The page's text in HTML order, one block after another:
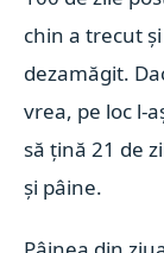
chin a trecut
dezamăgit.
vrea, pe loc l-
să țină 21 de
și pâine.